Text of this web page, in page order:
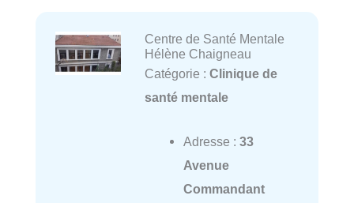
Centre de Santé Mentale
Hélène Chaigneau
Catégorie : Clinique de
santé mentale
Adresse : 33
Avenue
Commandant